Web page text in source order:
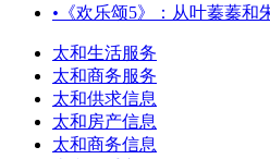
• 《欢乐颂5》：从叶蓁蓁和
太和生活服务
太和商务服务
太和供求信息
太和房产信息
太和商务信息